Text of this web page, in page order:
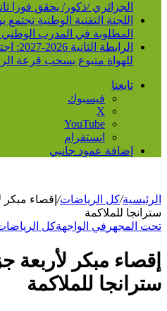
الجزائري /ذكور/ يحقق فوزا
اللجنة التقنية الوطنية
المطلوبة في المدرب الوطني
للهواة متبوع بسحب قرعة
تابعنا
فيسبوك
‫X
‫YouTube
انستقرام
إضافة عمود جانبي
الرئيسية/كل الرياضات/ إقصاء مبكر
سترانجا للملاكمة
تحت المجهر في الواجهةكل
إقصاء مبكر لأربعة
سترانجا للملاكمة